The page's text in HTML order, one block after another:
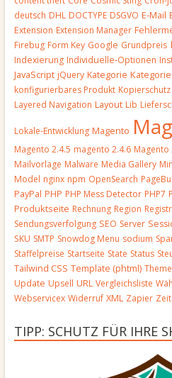
deutsch DHL DOCTYPE DSGVO E-Mail
Extension Extension Manager
Firebug Form Key Google Grundpreis
Indexierung Individuelle-Optionen
JavaScript jQuery Kategorie
konfigurierbares Produkt Kopierschutz
Layered Navigation Layout Lib
Lokale-Entwicklung Magento
Magento 2.4.5 magento 2.4.6 Magento
Mailvorlage Malware Media Gallery
Model nginx npm OpenSearch
PayPal PHP PHP Mess Detector PHP7
Produktseite Rechnung Region
Sendungsverfolgung SEO Server
SKU SMTP Snowdog Menu sodium
Staffelpreise Startseite State Status
Tailwind CSS Template (phtml) Theme
Update Upsell URL Vergleichsliste
Webservicex Widerruf XML Zapier Zeit
TIPP: SCHUTZ FÜR IHRE